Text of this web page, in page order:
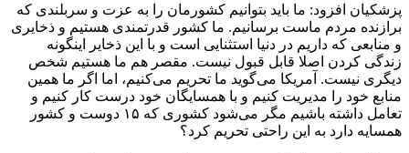
پزشکیان افزود: ما باید بتوانیم کشورمان را به عزت و سربلندی که
برازنده مردم ماست برسانیم. ما کشور قدرتمندی هستیم و ذخایری
و منابعی که داریم در دنیا استثنایی است و با این ذخایر اینگونه
زندگی کردن اصلا قابل قبول نیست. مقصر هم ما هستیم شخص
دیگری نیست. آمریکا می‌گوید ما تحریم می‌کنیم، اما اگر ما همین
منابع خود را مدیریت کنیم و با همسایگان خود درست کار کنیم و
تعامل داشته باشیم مگر می‌شود کشوری که ۱۵ دوست و کشور
همسایه دارد به این راحتی تحریم کرد؟